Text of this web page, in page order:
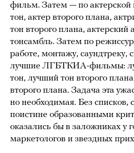
фильм. Затем — по актерской
тон, актер второго плана,
тон второго плана, актерский
тонсамбль. Затем по
работе, монтажу, саундтреку,
лучшие ЛГБТКИА-фильмы:
тон, лучший тон второго
второго плана. Задача эта
но необходимая. Без списков,
поистине образованными
оказались бы в заложниках у
маркетологов и звездных